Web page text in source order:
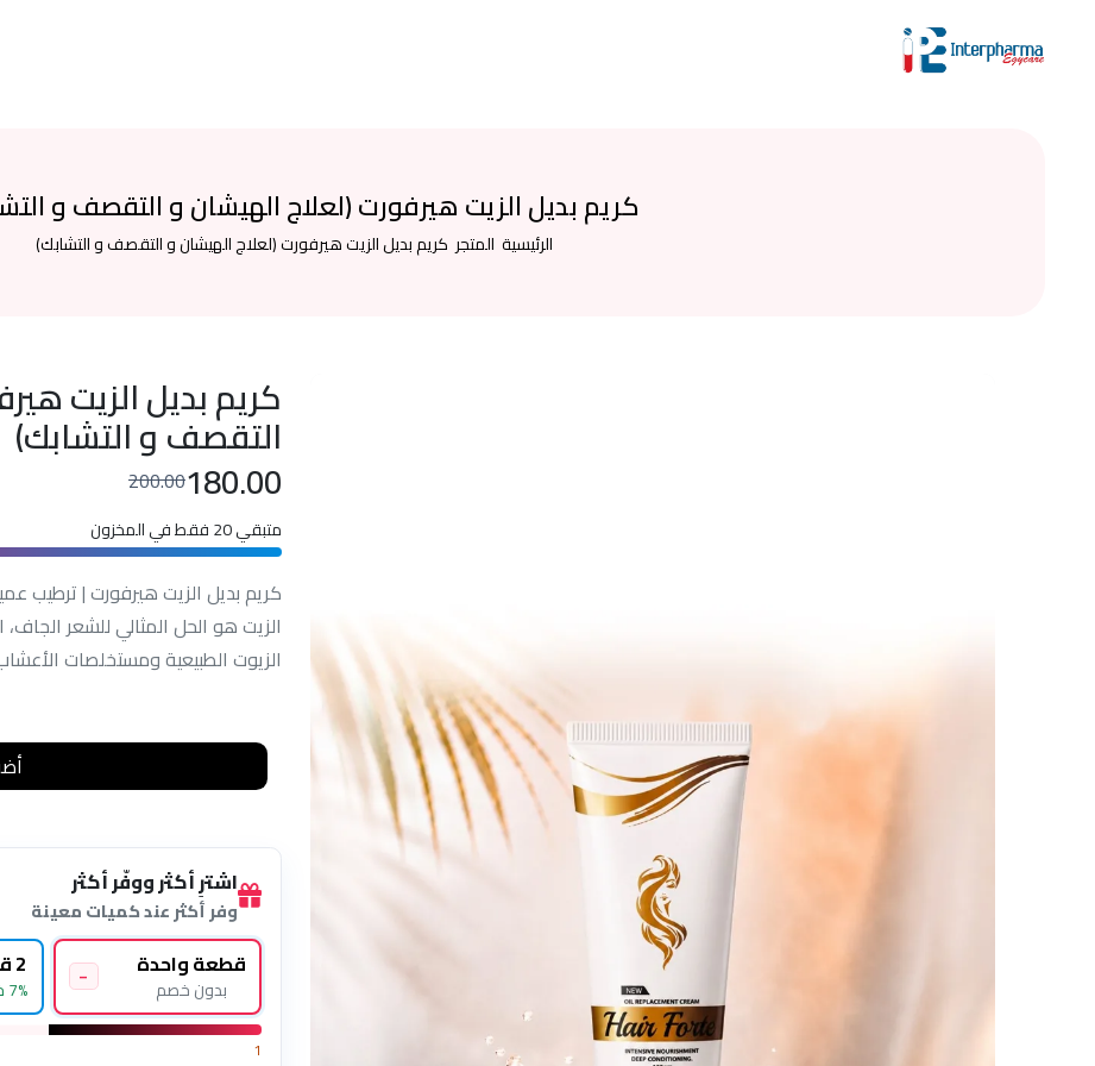
تصفية حسب التصنيف
اختر تصنيفًا
كريم بديل الزيت هيرفورت (لعلاج الهيشان و التقصف و
الرئيسية المتجر كريم بديل الزيت هيرفورت (لعلاج الهيشان و التقصف و التشابك)
كريم بديل الزيت
التقصف و التشابك)
180.00
200.00
متبقي 20 فقط في المخزون
كريم بديل الزيت هيرفورت | ترطيب
الزيت هو الحل المثالي للشعر
الزيوت الطبيعية ومستخلصات
اشترِ أكثر ووفّر أكثر
وفر أكثر عند كميات معينة
قطعة واحدة
بدون خصم – 2 قطع
7% خصم
1